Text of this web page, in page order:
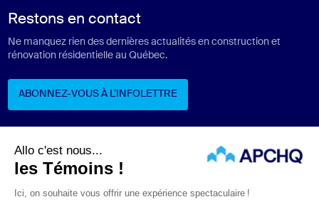
Restons en contact
Ne manquez rien des dernières actualités en construction et
rénovation résidentielle au Québec.
ABONNEZ-VOUS À L’INFOLETTRE
ABONNEZ-VOUS À L’INFOLETTRE
Suivez-nous